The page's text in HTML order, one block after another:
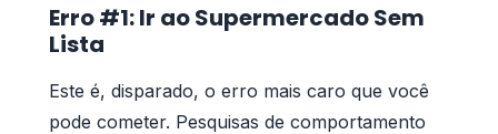
Erro #1: Ir ao Supermercado Sem
Lista
Este é, disparado, o erro mais caro que você
pode cometer. Pesquisas de comportamento